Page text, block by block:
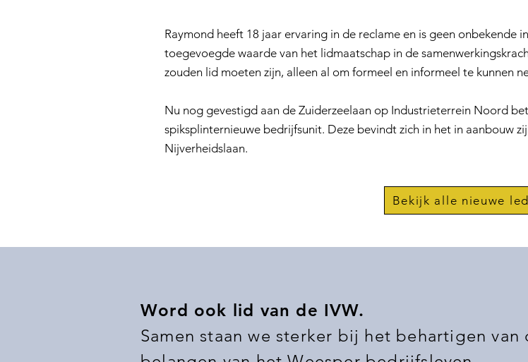
Raymond heeft 18 jaar ervaring in de reclame en is geen onbekende
toegevoegde waarde van het lidmaatschap in de
zouden lid moeten zijn, alleen al om formeel en informeel te kunnen
Nu nog gevestigd aan de Zuiderzeelaan op Industrieterrein Noord
spiksplinternieuwe bedrijfsunit. Deze bevindt zich in het in aanbouw
Nijverheidslaan.
Bekijk alle nieuwe
Word ook lid van de IVW.
Samen staan we sterker bij het behartigen van